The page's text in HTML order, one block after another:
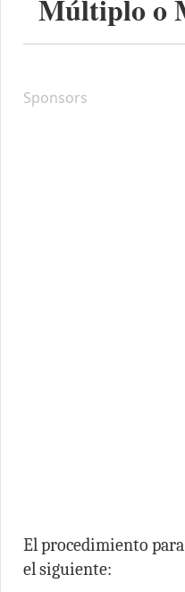
Múltiplo o
Sponsors
El procedimiento
el siguiente: